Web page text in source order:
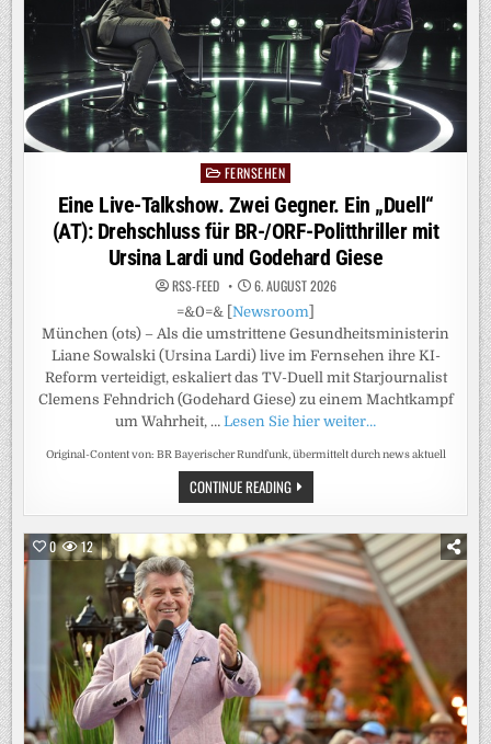
2.
BUNDESLIGA,
MOTOGP
IN
SILVERSTONE,
DER
FORTSETZUNG
DES
TESTSPIELSOMMERS
UND
„TRANSFER
UPDATE:
DIE
SHOW“
AB
SOFORT
AUCH
BEI
NITRO
PostedFERNSEHEN
Eine Live-Talkshow. Zwei Gegner. Ein „Duell“
(AT): Drehschluss für BR-/ORF-Politthriller mit
Ursina Lardi und Godehard Giese
RSS-FEED 6. AUGUST 2026
=&0=& [ Newsroom
München (ots) – Als die umstrittene Gesundheitsministerin
Liane Sowalski (Ursina Lardi) live im Fernsehen ihre KI-
Reform verteidigt, eskaliert das TV-Duell mit Starjournalist
Clemens Fehndrich (Godehard Giese) zu einem Machtkampf
um Wahrheit, … Lesen Sie hier weiter…
Original-Content von: BR Bayerischer Rundfunk, übermittelt durch news aktuell
CONTINUE READINGEINE
LIVE-
TALKSHOW.
ZWEI
GEGNER.
EIN
„DUELL“
(AT):
DREHSCHLUSS
BR-/ORF-
POLITTHRILLER
MIT
URSINA
LARDI
UND
GODEHARD
GIESE
0 12